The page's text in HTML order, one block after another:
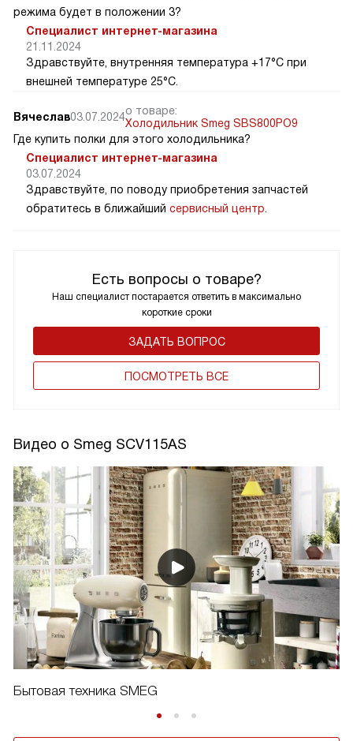
Есть вопросы о товаре?
Наш специалист постарается ответить в максимально
короткие сроки
ЗАДАТЬ ВОПРОС
ПОCМОТРЕТЬ ВСЕ
режима будет в положении 3?
Специалист интернет-магазина
21.11.2024
Здравствуйте, внутренняя температура +17°C при
внешней температуре 25°C.
Вячеслав03.07.2024о товаре:
Холодильник Smeg SBS800PO9
Где купить полки для этого холодильника?
Специалист интернет-магазина
03.07.2024
Здравствуйте, по поводу приобретения запчастей
обратитесь в ближайший сервисный центр
Видео о Smeg SCV115AS
Бытовая техника SMEG